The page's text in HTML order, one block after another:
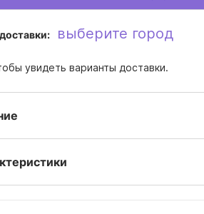
выберите город
увидеть варианты доставки.